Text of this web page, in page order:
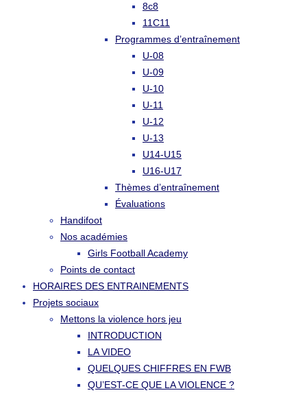
8c8
11C11
Programmes d’entraînement
U-08
U-09
U-10
U-11
U-12
U-13
U14-U15
U16-U17
Thèmes d’entraînement
Évaluations
Handifoot
Nos académies
Girls Football Academy
Points de contact
HORAIRES DES ENTRAINEMENTS
Projets sociaux
Mettons la violence hors jeu
INTRODUCTION
LA VIDEO
QUELQUES CHIFFRES EN FWB
QU’EST-CE QUE LA VIOLENCE ?